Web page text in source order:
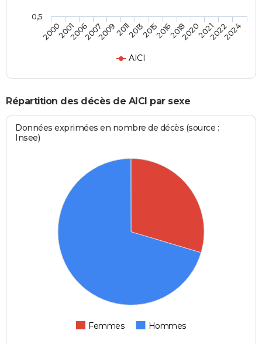
AICI
20002001200620072009201120132015201620182020202120222024
0,5
Répartition des décès de AICI par sexe
Données exprimées en nombre de décès (source :
Insee)
Femmes Hommes